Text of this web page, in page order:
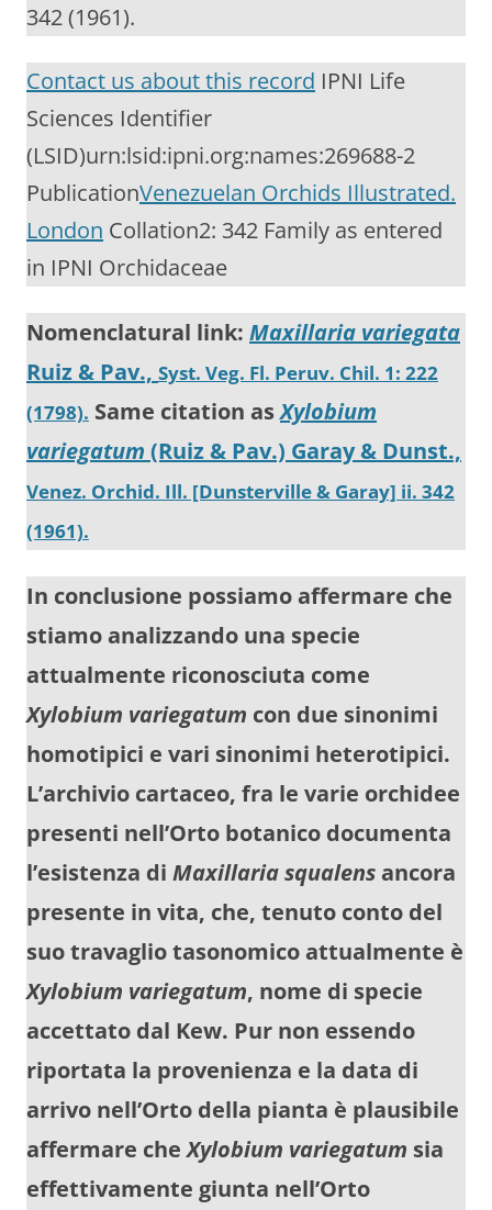
342 (1961).
Contact us about this record IPNI Life
Sciences Identifier
(LSID)urn:lsid:ipni.org:names:269688-2
PublicationVenezuelan Orchids Illustrated.
London Collation2: 342 Family as entered
in IPNI Orchidaceae
Nomenclatural link: Maxillaria variegata
Ruiz & Pav., Syst. Veg. Fl. Peruv. Chil. 1: 222
(1798). Same citation asXylobium
variegatum (Ruiz & Pav.) Garay & Dunst.,
Venez. Orchid. Ill. [Dunsterville & Garay] ii. 342
(1961).
In conclusione possiamo affermare che
stiamo analizzando una specie
attualmente riconosciuta come
Xylobium variegatum con due sinonimi
homotipici e vari sinonimi heterotipici.
L’archivio cartaceo, fra le varie orchidee
presenti nell’Orto botanico documenta
l’esistenza di Maxillaria squalens ancora
presente in vita, che, tenuto conto del
suo travaglio tasonomico attualmente è
Xylobium variegatum, nome di specie
accettato dal Kew. Pur non essendo
riportata la provenienza e la data di
arrivo nell’Orto della pianta è plausibile
affermare cheXylobium variegatum sia
effettivamente giunta nell’Orto